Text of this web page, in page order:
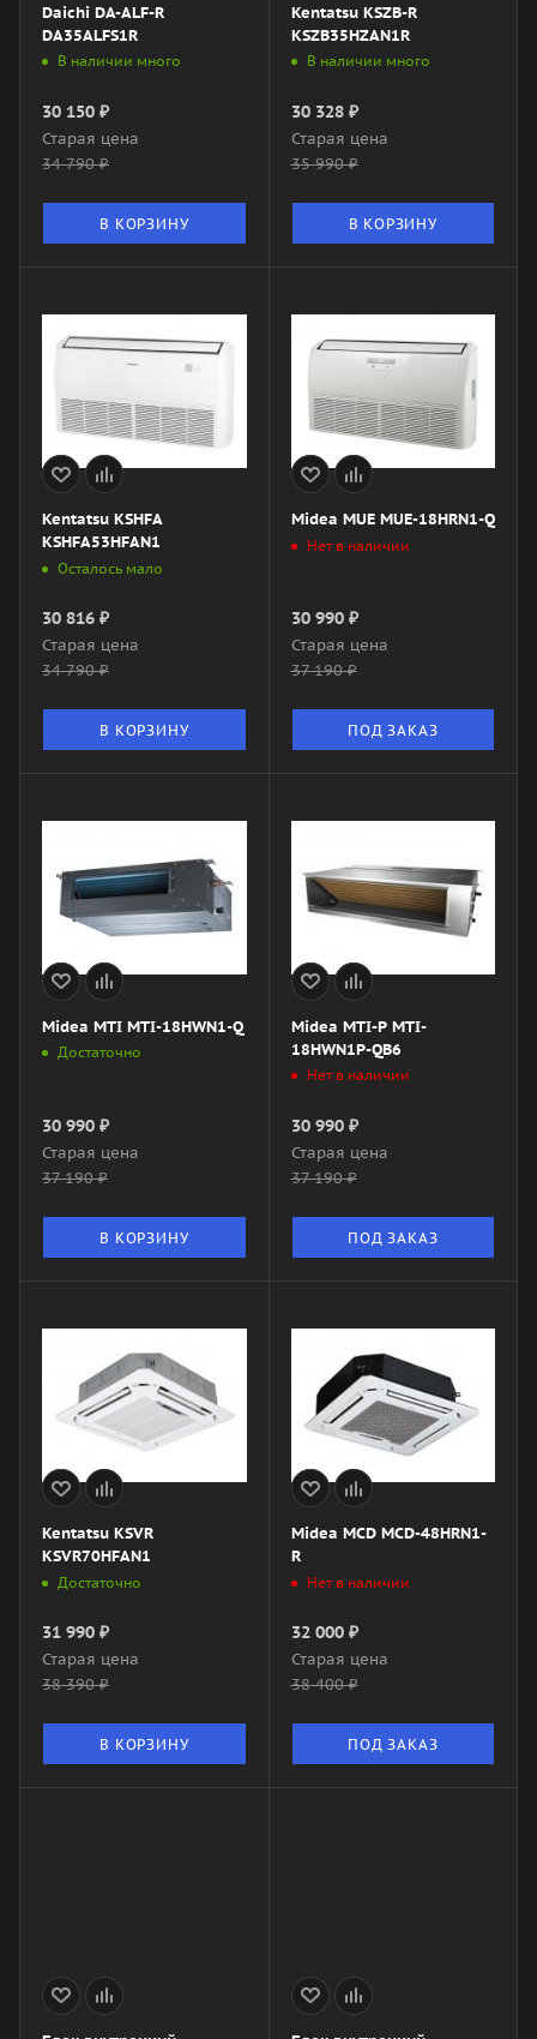
Daichi DA-ALF-R
DA35ALFS1R
В наличии много
30 150 ₽
Старая цена
34 790₽
В КОРЗИНУ
Kentatsu KSZB-R
KSZB35HZAN1R
В наличии много
30 328₽
Старая цена
35 990₽
В КОРЗИНУ
Kentatsu KSHFA
KSHFA53HFAN1
Осталось мало
30 816 ₽
Старая цена
34 790₽
В КОРЗИНУ
Midea MUE MUE-18HRN1-Q
Нет в наличии
30 990₽
Старая цена
37 190₽
ПОД ЗАКАЗ
Midea MTI MTI-18HWN1-Q
Достаточно
30 990 ₽
Старая цена
37 190₽
В КОРЗИНУ
Midea MTI-P MTI-
18HWN1P-QB6
Нет в наличии
30 990₽
Старая цена
37 190₽
ПОД ЗАКАЗ
Kentatsu KSVR
KSVR70HFAN1
Достаточно
31 990 ₽
Старая цена
38 390₽
В КОРЗИНУ
Midea MCD MCD-48HRN1-
R
Нет в наличии
32 000₽
Старая цена
38 400₽
ПОД ЗАКАЗ